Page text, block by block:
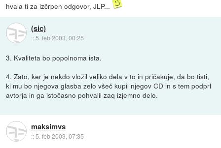
hvala ti za izčrpen odgovor, JLP...
(sic)
:: 5. feb 2003, 00:25
3. Kvaliteta bo popolnoma ista.
4. Zato, ker je nekdo vložil veliko dela v to in pričakuje, da bo tisti,
ki mu bo njegova glasba zelo všeč kupil njegov CD in s tem podprl
avtorja in ga istočasno pohvalil zaq izjemno delo.
maksimvs
::5. feb 2003, 07:35